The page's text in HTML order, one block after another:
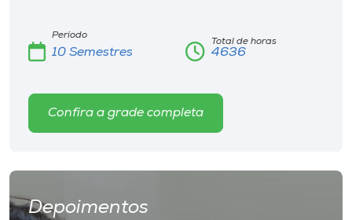
Período
10 Semestres
Total de horas
4636
Confira a grade completa
Depoimentos